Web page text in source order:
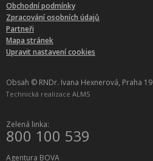
Obchodní podmínky
Zpracování osobních údajů
Partneři
Mapa stránek
Upravit nastavení cookies
Obsah © RNDr. Ivana Hexnerová, Praha
Technická realizace ALMS
Zelená linka:
800 100 539
Agentura BOVA